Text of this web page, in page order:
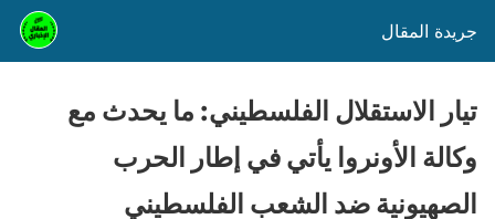
جريدة المقال
تيار الاستقلال الفلسطيني: ما يحدث مع
وكالة الأونروا يأتي في إطار الحرب
الصهيونية ضد الشعب الفلسطيني